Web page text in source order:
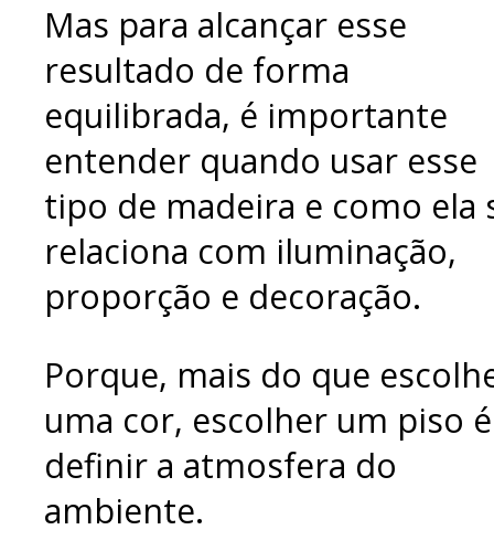
Mas para alcançar esse
resultado de forma
equilibrada, é importante
entender quando usar esse
tipo de madeira e como ela
relaciona com iluminação,
proporção e decoração.
Porque, mais do que
uma cor, escolher um piso é
definir a atmosfera do
ambiente.